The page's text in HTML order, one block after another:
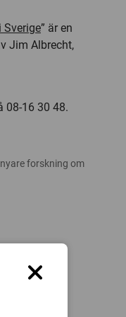
Sverige” är en
Jim Albrecht,
08-16 30 48.
forskning om